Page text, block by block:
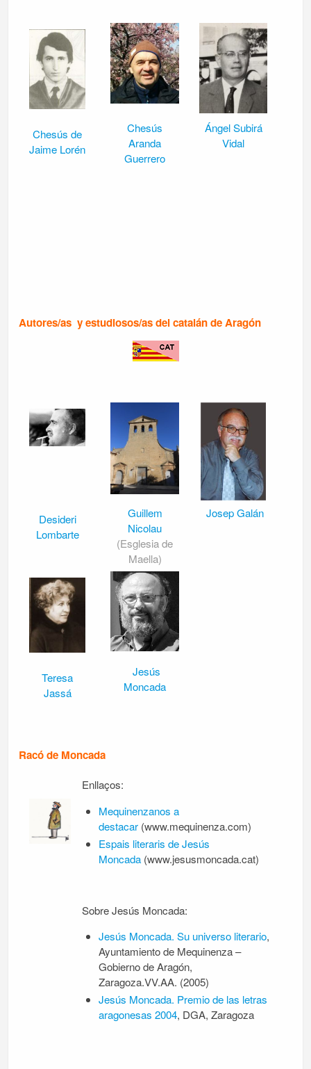
Chesús de
Jaime Lorén
Chesús
Aranda
Guerrero
Ángel Subirá
Vidal
Autores/as y estudiosos/as del catalán de Aragón
Desideri
Lombarte
Guillem
Nicolau
(Esglesia de
Maella)
Josep Galán
Teresa
Jassá
Jesús
Moncada
Racó de Moncada
Enllaços:
Mequinenzanos a
destacar(www.mequinenza.com)
Espais literaris de Jesús
Moncada(www.jesusmoncada.cat)
Sobre Jesús Moncada:
Jesús Moncada. Su universo literario,
Ayuntamiento de Mequinenza –
Gobierno de Aragón,
Zaragoza.VV.AA. (2005)
Jesús Moncada. Premio de las letras
aragonesas 2004, DGA, Zaragoza